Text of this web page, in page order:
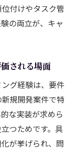
付けやタスク管
の両立が、キャ
される場面
グ経験は、要件
規開発案件で特
な実装が求めら
つためです。具
が挙げられ、問